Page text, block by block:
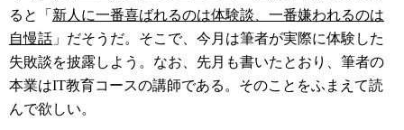
ると「 新人に一番喜ばれるのは体験談、一番嫌われるのは
自慢話 」だそうだ。そこで、今月は筆者が実際に体験した
失敗談を披露しよう。なお、先月も書いたとおり、筆者の
本業はIT教育コースの講師である。そのことをふまえて読
んで欲しい。